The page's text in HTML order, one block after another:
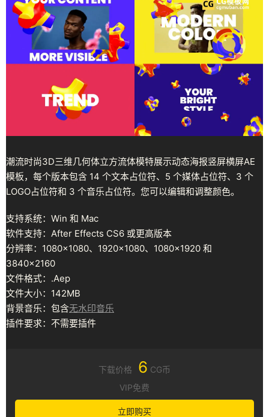
潮流时尚3D三维几何体立方流体模特展示动态海报竖屏横屏AE
模板，每个版本包含 14 个文本占位符、5 个媒体占位符、3 个
LOGO占位符和 3 个音乐占位符。您可以编辑和调整颜色。
支持系统：Win 和 Mac
软件支持：After Effects CS6 或更高版本
分辨率：1080×1080、1920×1080、1080×1920 和
3840×2160
文件格式：.Aep
文件大小：142MB
背景音乐：包含无水印音乐
插件要求：不需要插件
下载价格 6 CG币
VIP免费
立即购买